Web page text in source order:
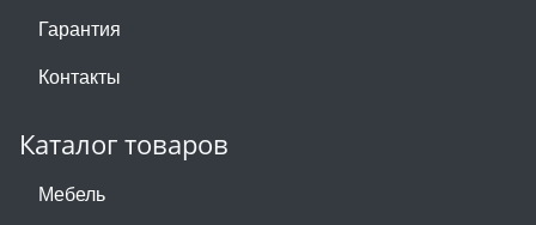
Гарантия
Контакты
Каталог товаров
Мебель